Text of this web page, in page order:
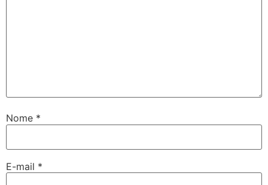
Nome *
E-mail *